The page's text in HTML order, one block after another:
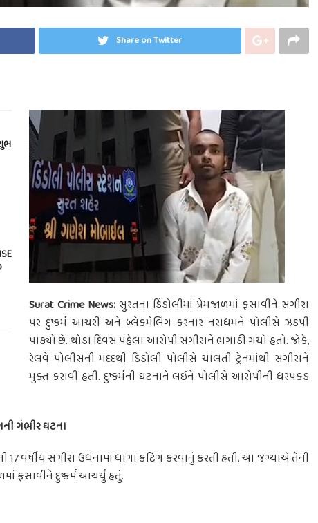
Share on Twitter
Surat Crime News: સુરતના ડિંડોલીમાં પ્રેમજાળમાં ફસાવીને સગીરા
પર દુષ્કર્મ આચરી અને બ્લેકમેલિંગ કરનાર નરાધમને પોલીસે ઝડપી
પાડ્યો છે. થોડા દિવસ પહેલા આરોપી સગીરાને ભગાડી ગયો હતો. જોકે,
રેલવે પોલીસની મદદથી ડિંડોલી પોલીસે ચાલતી ટ્રેનમાંથી સગીરાને
મુક્ત કરાવી હતી. દુષ્કર્મની ઘટનાને લઈને પોલીસે આરોપીની ધરપકડ
ગંભીર ઘટના
17 વર્ષીય સગીરા ઉધનામાં ધાગા કટિંગ કરવાનું કરતી હતી. આ જગ્યાએ તેની
ફસાવીને દુષ્કર્મ આચર્યું હતું.